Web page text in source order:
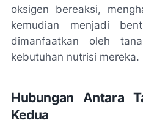
oksigen bereaksi,
kemudian menjadi
dimanfaatkan oleh
kebutuhan nutrisi mereka.
Hubungan Antara
Kedua